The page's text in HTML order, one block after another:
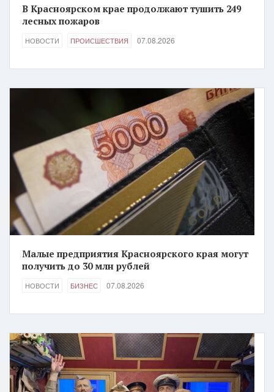
В Красноярском крае продолжают тушить 249
лесных пожаров
НОВОСТИ ПРОИСШЕСТВИЯ 07.08.2026
Малые предприятия Красноярского края могут
получить до 30 млн рублей
НОВОСТИ БИЗНЕС 07.08.2026